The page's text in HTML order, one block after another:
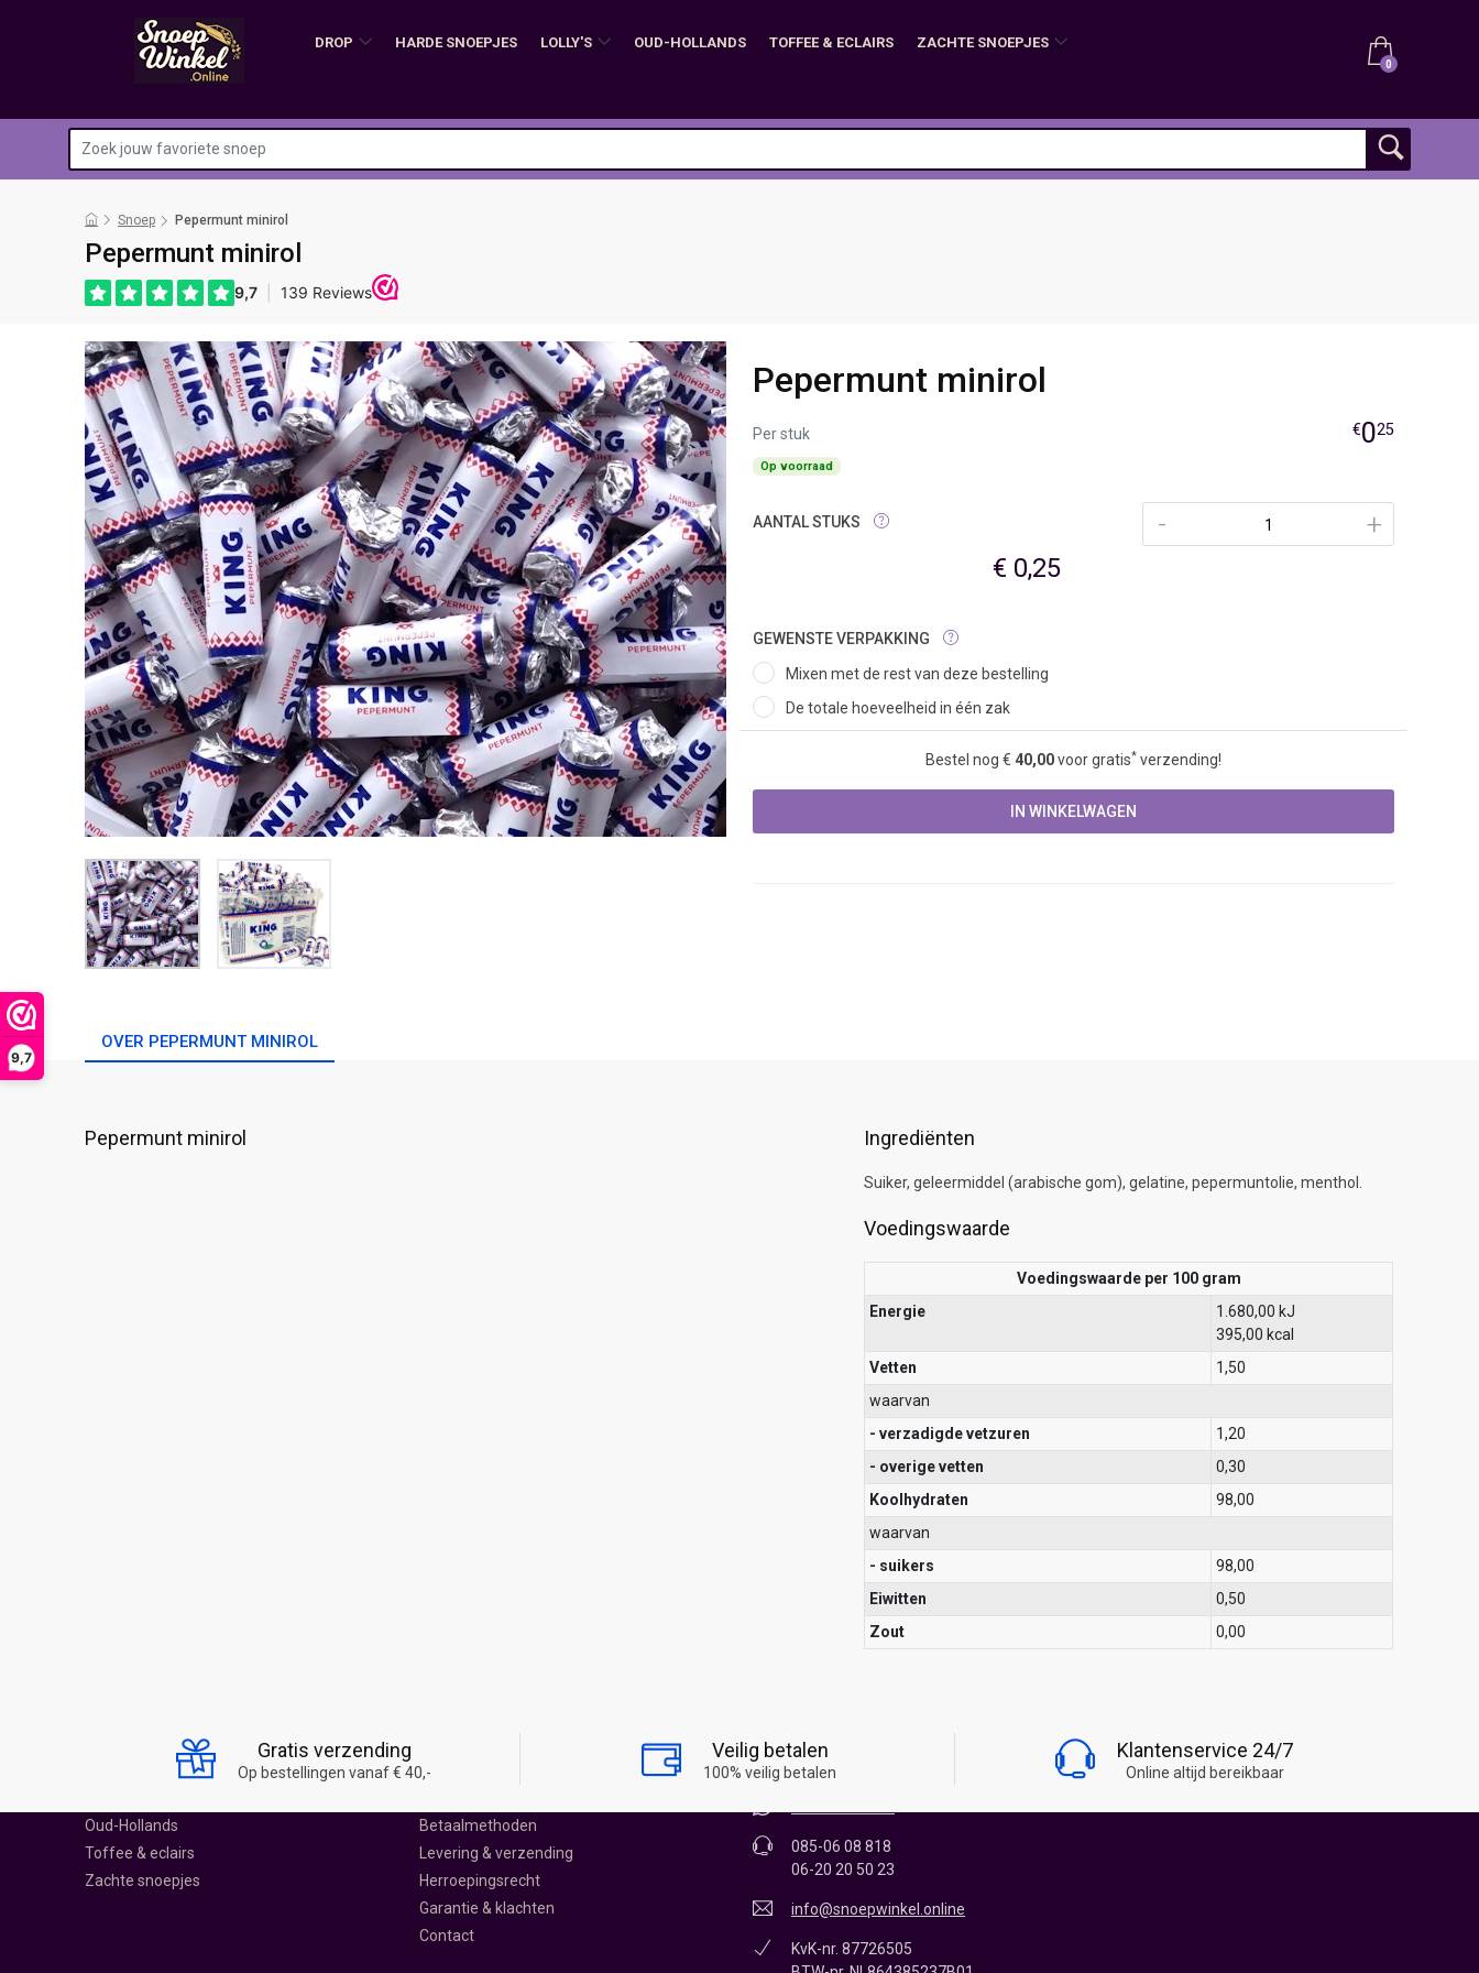
9,7
DROP HARDE SNOEPJES LOLLY'S OUD-HOLLANDS TOFFEE & ECLAIRS ZACHTE SNOEPJES
0
Snoep Pepermunt minirol
Pepermunt minirol
Pepermunt minirol
Per stuk €025
Op voorraad
AANTAL STUKS +
-
€ 0,25
GEWENSTE VERPAKKING
Mixen met de rest van deze bestelling
De totale hoeveelheid in één zak
Bestel nog € 40,00voor gratis* verzending!
IN WINKELWAGEN
OVER PEPERMUNT MINIROL
Pepermunt minirol Ingrediënten
Suiker, geleermiddel (arabische gom), gelatine, pepermuntolie, menthol.
Voedingswaarde
Voedingswaarde per 100 gram
Energie
1.680,00 kJ
395,00 kcal
Vetten
1,50
waarvan
- verzadigde vetzuren
1,20
- overige vetten
0,30
Koolhydraten
98,00
waarvan
- suikers
98,00
Eiwitten
0,50
Zout
0,00
Gratis verzending
Op bestellingen vanaf € 40,-
Veilig betalen
100% veilig betalen
Klantenservice 24/7
Online altijd bereikbaar
Harde snoepjes
Oud-Hollands
Toffee & eclairs
Zachte snoepjes
Ontdek Snoepwinkel
Betaalmethoden
Levering & verzending
Herroepingsrecht
Garantie & klachten
Contact
James Wattstraat 12 - 0.11
1704RR Heerhugowaard
085-06 08 818
06-20 20 50 23
info@snoepwinkel.online
KvK-nr. 87726505
Volg Snoepwinkel Online